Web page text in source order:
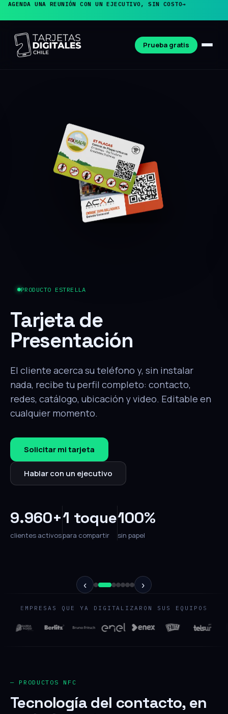
AGENDA UNA REUNIÓN CON UN EJECUTIVO, SIN COSTO→
Prueba gratis
PRODUCTO ESTRELLA
Tarjeta de
Presentación
El cliente acerca su teléfono y, sin instalar
nada, recibe tu perfil completo: contacto,
redes, catálogo, ubicación y video. Editable en
cualquier momento.
Solicitar mi tarjeta
Hablar con un ejecutivo
9.960+
clientes activos
1 toque
para compartir
100%
sin papel
‹ ›
EMPRESAS QUE YA DIGITALIZARON SUS EQUIPOS
— PRODUCTOS NFC
Tecnología del contacto, en